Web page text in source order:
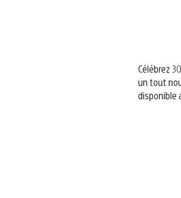
Célébrez
un tout
disponible